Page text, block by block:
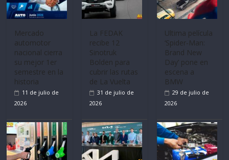
Mercado
automotor
nacional cierra
su mejor 1er
semestre en la
historia
11 de julio de
2026
La FEDAK
recibe 12
Sinotruk
Bolden para
cubrir las rutas
de La Vuelta
31 de julio de
2026
Ultima película
‘Spider‑Man:
Brand New
Day’ pone en
escena a
BMW
29 de julio de
2026